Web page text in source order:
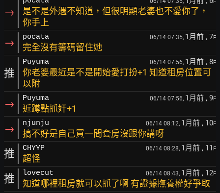
→
是不是外遇不知道，但很明顯老婆也不愛你了，
你手上
→ pocata 06/14 07:35, 1月前 , 7F
完全沒有籌碼留住她
推
Puyuma 06/14 07:56, 1月前 , 8F
你老婆最近是不是開始愛打扮+1 知道租房位置可
以附
→ Puyuma 06/14 07:56, 1月前 , 9F
近蹲點抓奸+1
→ njunju 06/14 08:12, 1月前 , 10F
搞不好是自己買一間套房沒跟你講呀
推 CHYYP 06/14 08:28, 1月前 , 11 F
超怪
推 lovecut 06/14 08:43, 1月前 , 12F
知道哪裡租房就可以抓了啊 有證據撫養權好爭取